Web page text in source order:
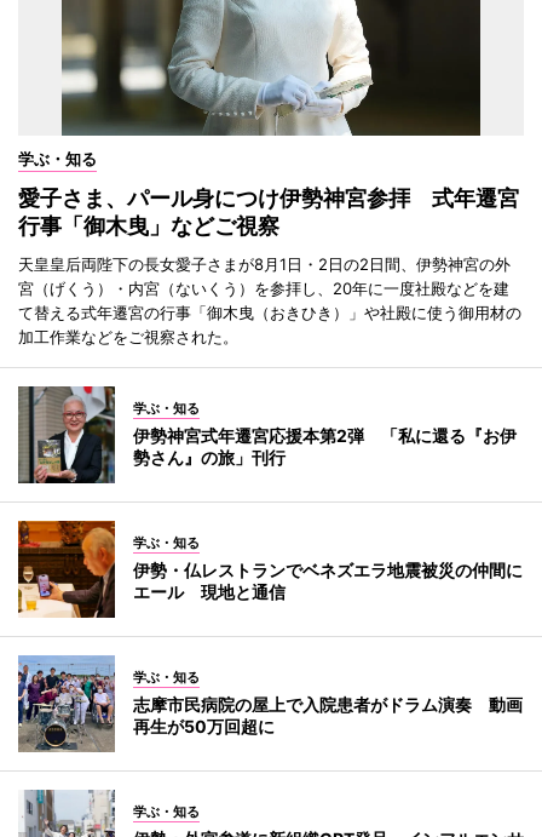
学ぶ・知る
愛子さま、パール身につけ伊勢神宮参拝 式年遷宮
行事「御木曳」などご視察
天皇皇后両陛下の長女愛子さまが8月1日・2日の2日間、伊勢神宮の外
宮（げくう）・内宮（ないくう）を参拝し、20年に一度社殿などを建
て替える式年遷宮の行事「御木曳（おきひき）」や社殿に使う御用材の
加工作業などをご視察された。
学ぶ・知る
伊勢神宮式年遷宮応援本第2弾 「私に還る『お伊
勢さん』の旅」刊行
学ぶ・知る
伊勢・仏レストランでベネズエラ地震被災の仲間に
エール 現地と通信
学ぶ・知る
志摩市民病院の屋上で入院患者がドラム演奏 動画
再生が50万回超に
学ぶ・知る